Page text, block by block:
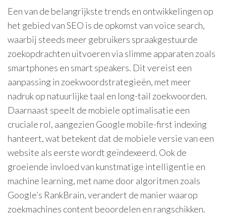
Een van de belangrijkste trends en ontwikkelingen op
het gebied van SEO is de opkomst van voice search,
waarbij steeds meer gebruikers spraakgestuurde
zoekopdrachten uitvoeren via slimme apparaten zoals
smartphones en smart speakers. Dit vereist een
aanpassing in zoekwoordstrategieën, met meer
nadruk op natuurlijke taal en long-tail zoekwoorden.
Daarnaast speelt de mobiele optimalisatie een
cruciale rol, aangezien Google mobile-first indexing
hanteert, wat betekent dat de mobiele versie van een
website als eerste wordt geïndexeerd. Ook de
groeiende invloed van kunstmatige intelligentie en
machine learning, met name door algoritmen zoals
Google’s RankBrain, verandert de manier waarop
zoekmachines content beoordelen en rangschikken.